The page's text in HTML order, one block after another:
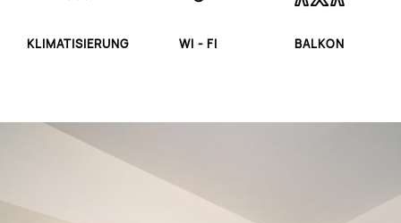
KLIMATISIERUNG WI - FI BALKON